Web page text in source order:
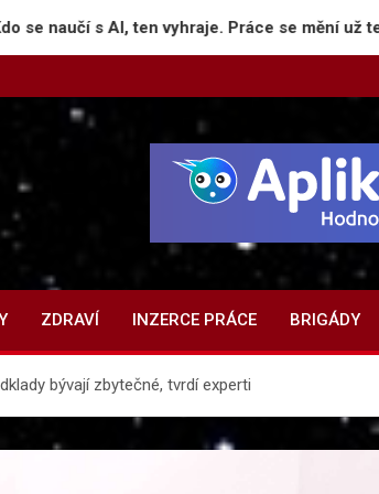
ten vyhraje. Práce se mění už teď
ZDRAVÍ INZERCE PRÁCE BRIGÁDY
bývají zbytečné, tvrdí experti